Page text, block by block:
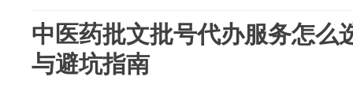
中医药批文批号代办服务怎么
与避坑指南